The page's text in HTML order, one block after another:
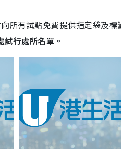
所有試點免費提供指定袋及
試行處所名單。